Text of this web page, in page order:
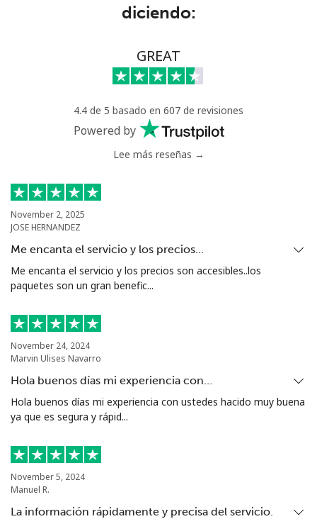
diciendo:
GREAT
4.4 de 5 basado en 607 de revisiones
Powered by
Lee más reseñas →
November 2, 2025
JOSE HERNANDEZ
Me encanta el servicio y los precios…
Me encanta el servicio y los precios son accesibles..los
paquetes son un gran benefic...
November 24, 2024
Marvin Ulises Navarro
Hola buenos días mi experiencia con…
Hola buenos días mi experiencia con ustedes hacido muy buena
ya que es segura y rápid...
November 5, 2024
Manuel R.
La información rápidamente y precisa del servicio.